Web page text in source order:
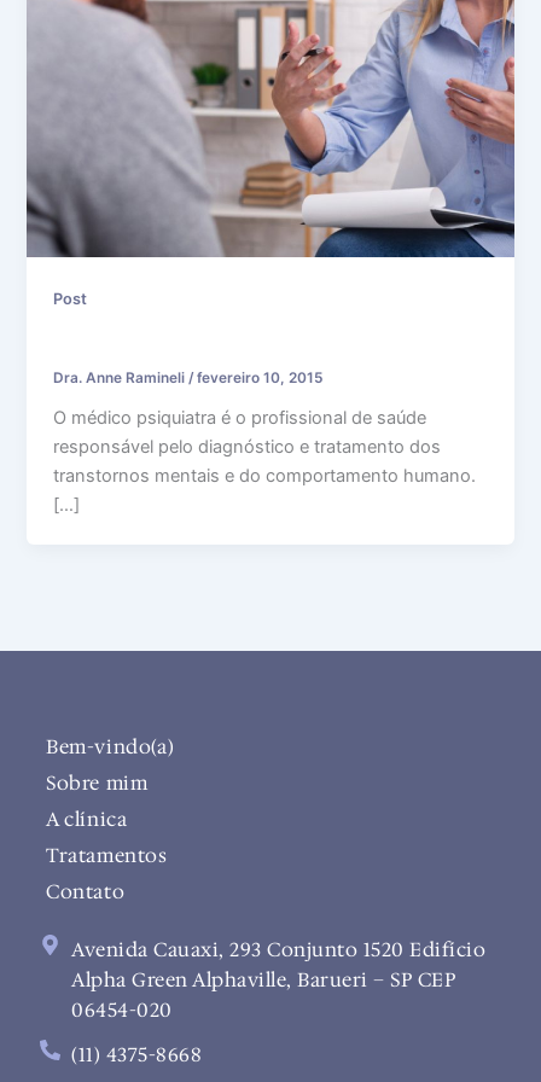
Post
Dra. Anne Ramineli /fevereiro 10, 2015
O médico psiquiatra é o profissional de saúde
responsável pelo diagnóstico e tratamento dos
transtornos mentais e do comportamento humano.
[…]
Bem-vindo(a)
Sobre mim
A clínica
Tratamentos
Contato
Avenida Cauaxi, 293 Conjunto 1520 Edifício
Alpha Green Alphaville, Barueri – SP CEP
06454-020
(11) 4375-8668